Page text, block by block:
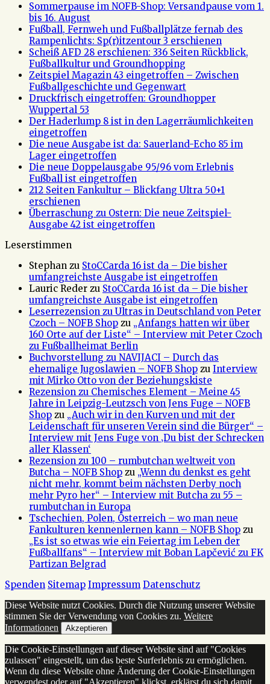
Sommerpause im NOFB-Shop: Versandpause vom 1.
bis 16. August
Fußball, Fernweh und Fußballplätze fernab des
Rampenlichts: Sp(r)itzentour 3 erschienen
Scheiß AFD 28 erschienen: 336 Seiten Rückblick,
Fußballkultur und Groundhopping
Zeitspiel Magazin 43 eingetroffen – Zwischen
Fußballgeschichte und Gegenwart
Druckfrisch eingetroffen: Groundhopper
Wuppertal 53
Der Haderlump 8 ist in den Lagerräumlichkeiten
eingetroffen
Die neue Ausgabe ist da: Sauerland-Echo 85 im
Lager eingetroffen
Die neue Doppelausgabe 95/96 vom Erlebnis
Fußball ist eingetroffen
212 Seiten Fankultur – Blickfang Ultra 50+1
erschienen
Überraschung zu Ostern: Die neue Zeitspiel-
Ausgabe 42 ist eingetroffen
Leserstimmen
Stephan zu StoCCarda 16 ist da – Die bisher
umfangreichste Ausgabe ist eingetroffen
Lauric Reder zu StoCCarda 16 ist da – Die bisher
umfangreichste Ausgabe ist eingetroffen
Leserrezension zu Ultras in Deutschland von Peter
Czoch – NOFB Shop zu „Anfangs hatten wir über
160 Orte auf der Liste“ – Interview mit Peter Czoch
zu Fußballheimat Berlin
Buchvorstellung zu NAVIJACI – Durch das
ehemalige Jugoslawien – NOFB Shop zu Interview
mit Mirko Otto von der Beziehungskiste
Rezension zu Chemisches Element – Meine 45
Jahre in Leipzig-Leutzsch von Jens Fuge – NOFB
Shop zu „Auch wir in den Kurven und mit der
Leidenschaft für unseren Verein sind die Bürger“ –
Interview mit Jens Fuge von ‚Du bist der Schrecken
aller Klassen‘
Rezension zu 100 – rumbutchan weltweit von
Butcha – NOFB Shop zu „Wenn du denkst es geht
nicht mehr, kommt beim nächsten Derby noch
mehr Pyro her“ – Interview mit Butcha zu 55 –
rumbutchan in Europa
Tschechien, Polen, Österreich – wo man neue
Fankulturen kennenlernen kann – NOFB Shop zu
„Es ist so etwas wie ein Feiertag im Leben der
Fußballfans“ – Interview mit Boban Lapčević zu FK
Partizan Belgrad
Spenden Sitemap Impressum Datenschutz
Diese Website nutzt Cookies. Durch die Nutzung unserer Website
stimmen Sie der Verwendung von Cookies zu. Weitere
Informationen
Akzeptieren
Die Cookie-Einstellungen auf dieser Website sind auf "Cookies
zulassen" eingestellt, um das beste Surferlebnis zu ermöglichen.
Wenn du diese Website ohne Änderung der Cookie-Einstellungen